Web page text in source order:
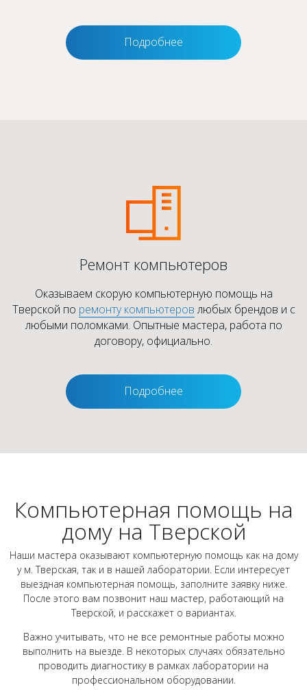
Подробнее
Ремонт компьютеров
Оказываем скорую компьютерную помощь на
Тверской по ремонту компьютеров любых брендов и с
любыми поломками. Опытные мастера, работа по
договору, официально.
Подробнее
Компьютерная помощь на
дому на Тверской
Наши мастера оказывают компьютерную помощь как на дому
у м. Тверская, так и в нашей лаборатории. Если интересует
выездная компьютерная помощь, заполните заявку ниже.
После этого вам позвонит наш мастер, работающий на
Тверской, и расскажет о вариантах.
Важно учитывать, что не все ремонтные работы можно
выполнить на выезде. В некоторых случаях обязательно
проводить диагностику в рамках лаборатории на
профессиональном оборудовании.